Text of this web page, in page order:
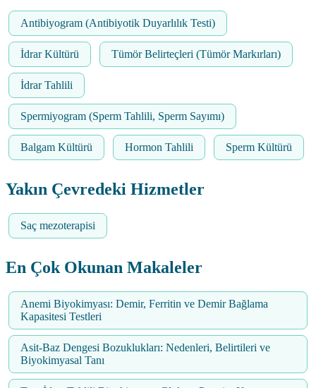
Antibiyogram (Antibiyotik Duyarlılık Testi)
İdrar Kültürü Tümör Belirteçleri (Tümör Markırları)
İdrar Tahlili
Spermiyogram (Sperm Tahlili, Sperm Sayımı)
Balgam Kültürü Hormon Tahlili Sperm Kültürü
Yakın Çevredeki Hizmetler
Saç mezoterapisi
En Çok Okunan Makaleler
Anemi Biyokimyası: Demir, Ferritin ve Demir Bağlama
Kapasitesi Testleri
Asit-Baz Dengesi Bozuklukları: Nedenleri, Belirtileri ve
Biyokimyasal Tanı